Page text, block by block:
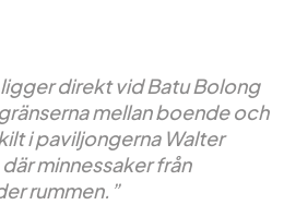
direkt vid Batu Bolong
mellan boende och
i paviljongerna Walter
minnessaker från
rummen.”